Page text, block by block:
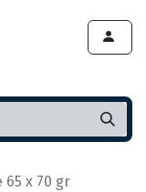
65 x 70 gr